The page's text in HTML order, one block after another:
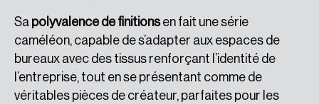
Sa polyvalence de finitionsen fait une série
caméléon, capable de s’adapter aux espaces de
bureaux avec des tissus renforçant l’identité de
l’entreprise, tout en se présentant comme de
véritables pièces de créateur, parfaites pour les